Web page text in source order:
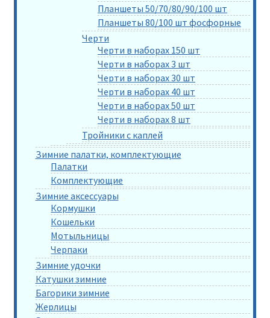
Планшеты 50/70/80/90/100 шт
Планшеты 80/100 шт фосфорные
Черти
Черти в наборах 150 шт
Черти в наборах 3 шт
Черти в наборах 30 шт
Черти в наборах 40 шт
Черти в наборах 50 шт
Черти в наборах 8 шт
Тройники с каплей
Зимние палатки, комплектующие
Палатки
Комплектующие
Зимние аксессуары
Кормушки
Кошельки
Мотыльницы
Черпаки
Зимние удочки
Катушки зимние
Багорики зимние
Жерлицы